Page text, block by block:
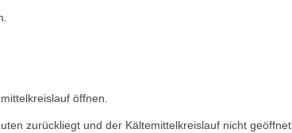
öffnen.
zurückliegt und der Kältemittelkreislauf nicht geöffnet